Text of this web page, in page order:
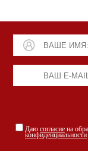
Даю согласие на
конфиденциальности